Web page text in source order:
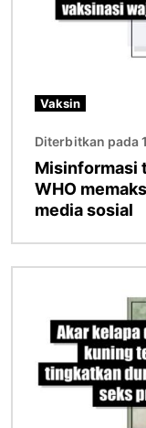
Vaksin
Diterbitkan pada
Misinformasi
WHO
media sosial